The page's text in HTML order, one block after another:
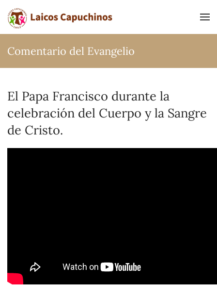
Ir al contenido principal
Comentario del Evangelio
El Papa Francisco durante la
celebración del Cuerpo y la Sangre
de Cristo.